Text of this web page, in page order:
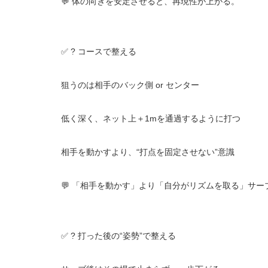
✅ ? コースで整える
狙うのは相手のバック側 or センター
低く深く、ネット上＋1mを通過するように打つ
相手を動かすより、“打点を固定させない”意識
💬 「相手を動かす」より「自分がリズムを取る」サー
✅ ? 打った後の“姿勢”で整える